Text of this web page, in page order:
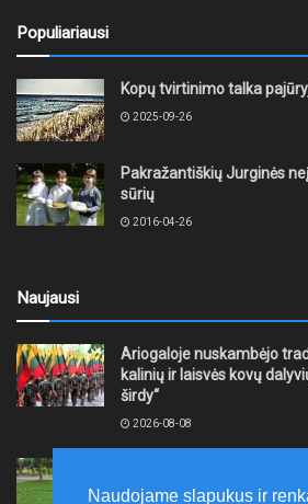
Populiariausi
Kopų tvirtinimo talka
2025-09-26
Pakražantiškių Jurginės
sūrių
2016-04-26
Naujausi
Ariogaloje nuskambėjo
kalinių ir laisvės kovų
širdy“
2026-08-08
laikytis Kelių eismo
Naudojame slapukus ir